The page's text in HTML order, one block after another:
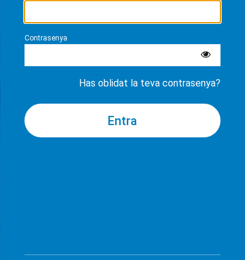
Contrasenya
Has oblidat la teva contrasenya?